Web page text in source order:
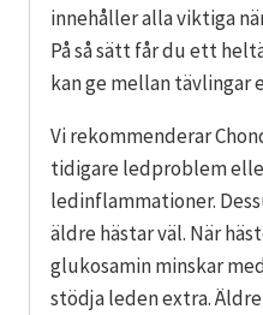
innehåller alla viktiga
På så sätt får du ett
kan ge mellan tävlingar
Vi rekommenderar
tidigare ledproblem
ledinflammationer.
äldre hästar väl. När
glukosamin minskar
stödja leden extra.